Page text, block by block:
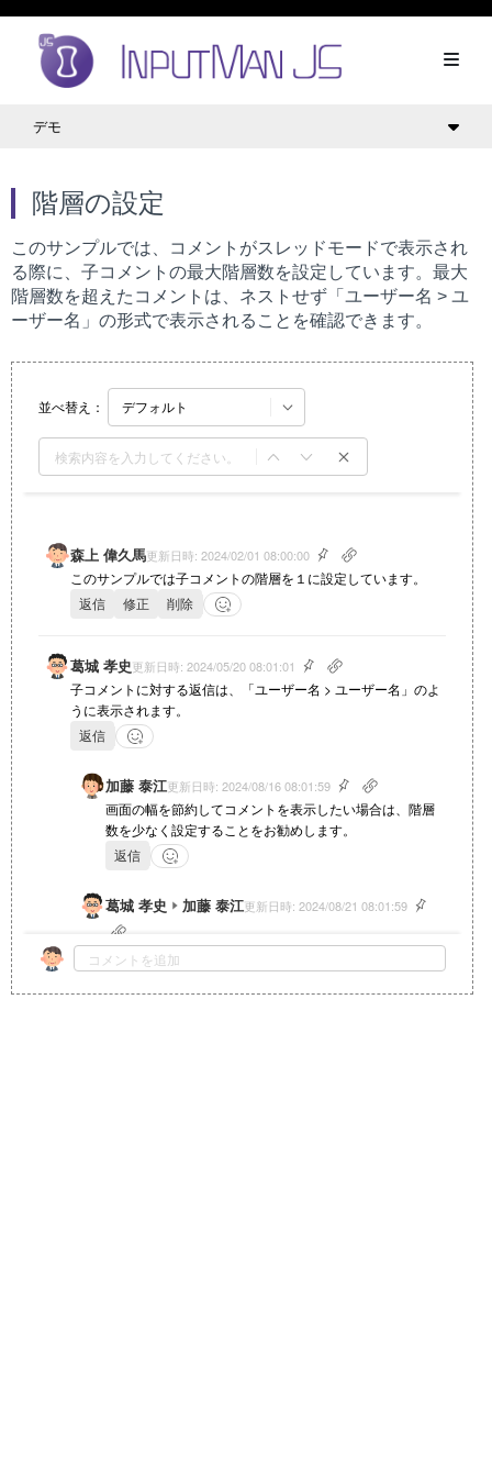
デモ
階層の設定
このサンプルでは、コメントがスレッドモードで表示され
る際に、子コメントの最大階層数を設定しています。最大
階層数を超えたコメントは、ネストせず「ユーザー名 > ユ
ーザー名」の形式で表示されることを確認できます。